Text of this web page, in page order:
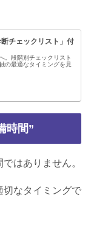
チェックリスト」付
。段階別チェックリスト
の最適なタイミングを見
時間”
はありません。
切なタイミングで